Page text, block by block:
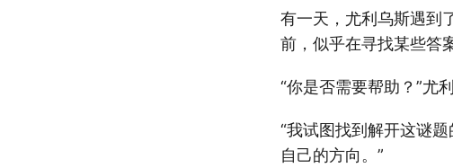
有一天，尤利乌斯遇到
前，似乎在寻找某些答
“你是否需要帮助？”尤
“我试图找到解开这谜
自己的方向。”